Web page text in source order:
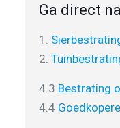
Ga direct
1.
2.
4.3 Bestrating
4.4